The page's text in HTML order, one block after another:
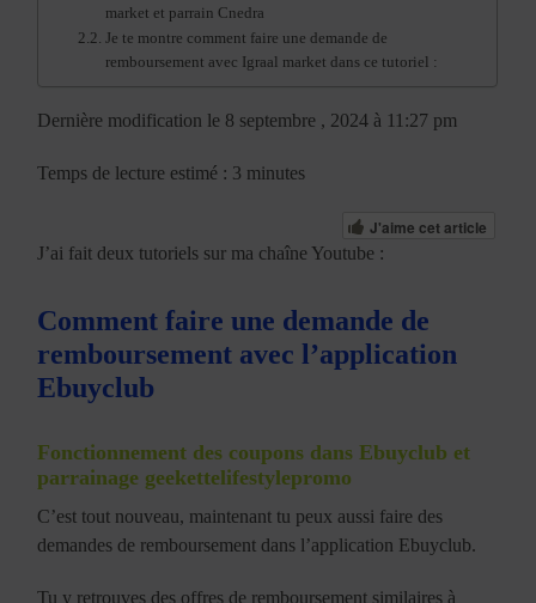
market et parrain Cnedra
Je te montre comment faire une demande de
remboursement avec Igraal market dans ce tutoriel :
Dernière modification le 8 septembre , 2024 à 11:27 pm
Temps de lecture estimé : 3 minutes
J'aime cet article
J’ai fait deux tutoriels sur ma chaîne Youtube :
Comment faire une demande de
remboursement avec l’application
Ebuyclub
Fonctionnement des coupons dans Ebuyclub et
parrainage geekettelifestylepromo
C’est tout nouveau, maintenant tu peux aussi faire des
demandes de remboursement dans l’application Ebuyclub.
Tu y retrouves des offres de remboursement similaires à